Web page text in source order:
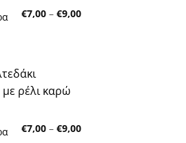
€7,00 – €9,00Price
€7,00 – €9,00Price